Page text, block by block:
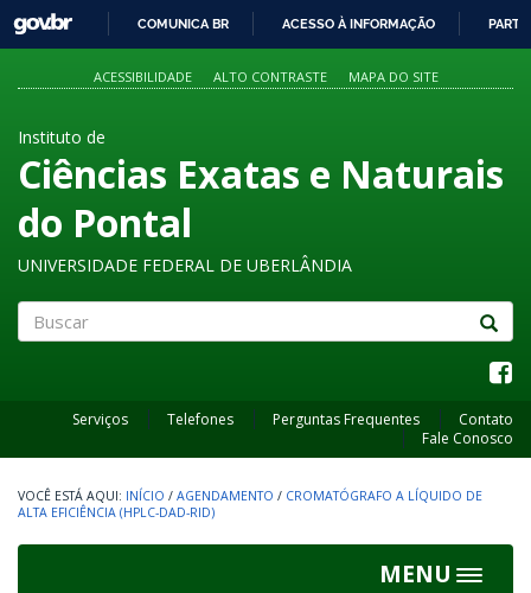
PARA
O
GOVBR
COMUNICA BR ACESSO À INFORMAÇÃO
ACESSIBILIDADE ALTO CONTRASTE MAPA DO SITE
Instituto de
Ciências Exatas e Naturais
do Pontal
UNIVERSIDADE FEDERAL DE UBERLÂNDIA
Serviços Telefones Perguntas Frequentes
Contato
Fale Conosco
INÍCIO / AGENDAMENTO / CROMATÓGRAFO A LÍQUIDO DE
ALTA EFICIÊNCIA (HPLC-DAD-RID)
MENU
Toggle